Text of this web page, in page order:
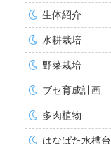
生体紹介
水耕栽培
野菜栽培
ブセ育成計画
多肉植物
はなばた水槽台